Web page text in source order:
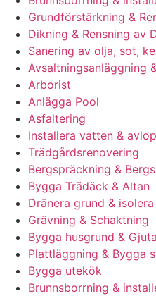
Grundförstärkning &
Dikning & Rensning av
Sanering av olja, sot,
Avsaltningsanläggning
Arborist
Anlägga Pool
Asfaltering
Installera vatten &
Trädgårdsrenovering
Bergspräckning &
Bygga Trädäck & Altan
Dränera grund &
Grävning & Schaktning
Bygga husgrund &
Plattläggning & Bygga
Bygga utekök
Brunnsborrning &